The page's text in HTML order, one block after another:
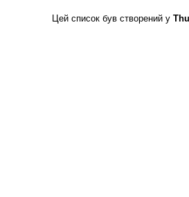
Цей список був створений у